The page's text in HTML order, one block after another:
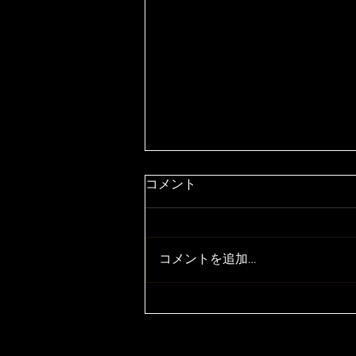
P-1 SPORT ステアリングホイ
コメント
コメントを追加…